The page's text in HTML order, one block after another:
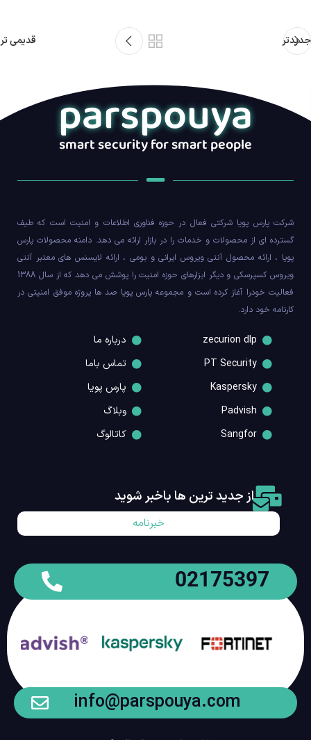
جدیدتر قدیمی تر
parspouya
smart security for smart people
شرکت پارس پویا شرکتی فعال در حوزه فناوری اطلاعات و امنیت است که طیف
گسترده ای از محصولات و خدمات را در بازار ارائه می دهد. دامنه محصولات پارس
پویا ، ارائه محصول آنتی ویروس ایرانی و بومی ، ارائه لایسنس های معتبر آنتی
ویروس کسپرسکی و دیگر ابزارهای حوزه امنیت را پوشش می دهد که از سال 1388
فعالیت خودرا آغاز کرده است و مجموعه پارس پویا صد ها پروژه موفق امنیتی در
کارنامه خود دارد.
zecurion dlp
PT Security
Kaspersky
Padvish
Sangfor
درباره ما
تماس باما
پارس پویا
وبلاگ
کاتالوگ
از جدید ترین ها باخبر شوید
خبرنامه
02175397
info@parspouya.com